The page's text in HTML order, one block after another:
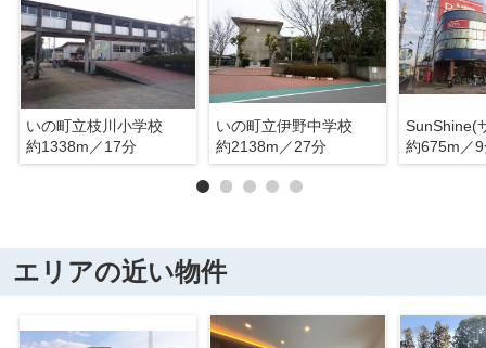
いの町立枝川小学校
約1338m／17分
いの町立伊野中学校
約2138m／27分
約675m／
エリアの近い物件